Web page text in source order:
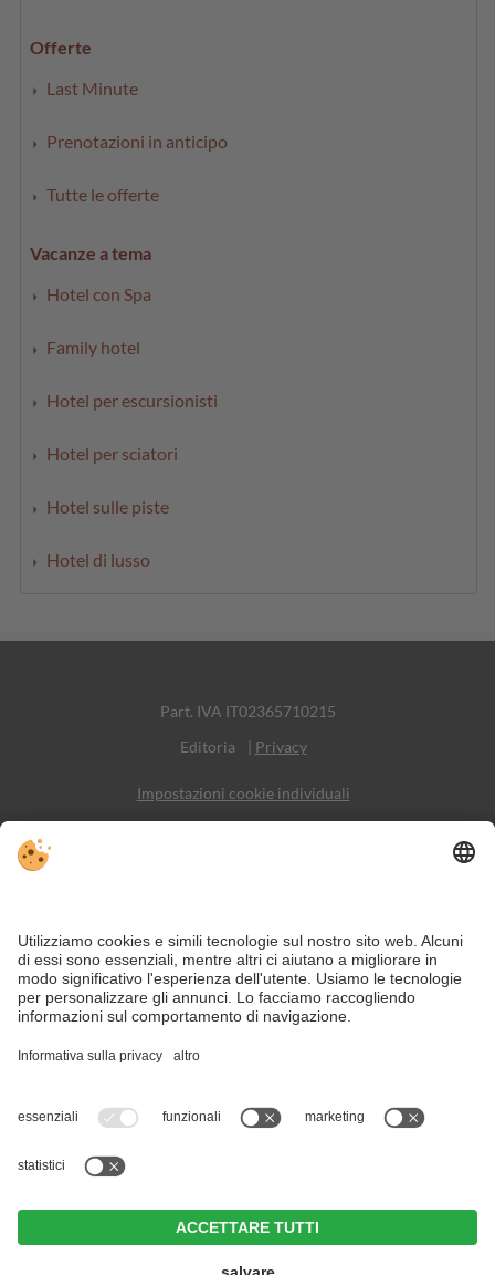
Offerte
Last Minute
Prenotazioni in anticipo
Tutte le offerte
Vacanze a tema
Hotel con Spa
Family hotel
Hotel per escursionisti
Hotel per sciatori
Hotel sulle piste
Hotel di lusso
Part. IVA IT02365710215
Editoria
| Privacy
Impostazioni cookie individuali
Social Media
Nonostante il lavoro accurato e il costante aggiornamento dei contenuti,
posto all'organizzatore.
I migliori hotel con spa in Alta Badia - per le vostre prossime